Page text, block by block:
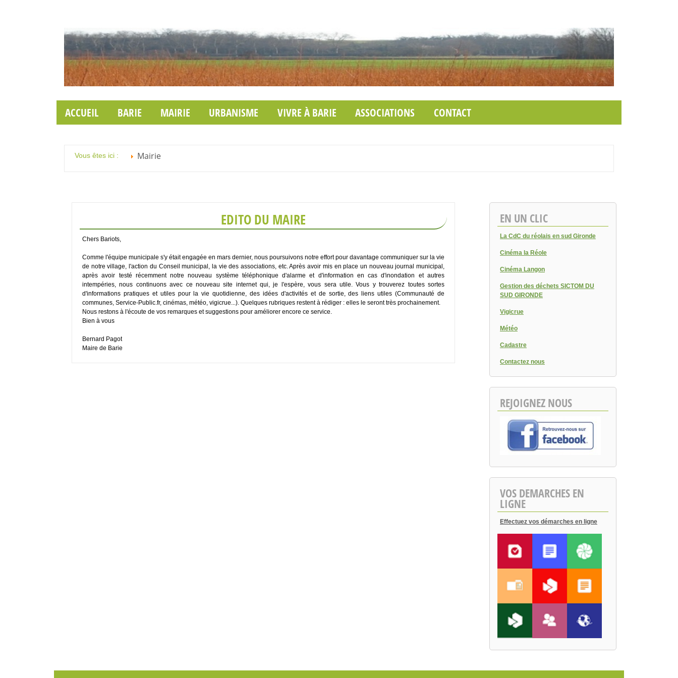
ACCUEIL BARIE MAIRIE URBANISME VIVRE À BARIE ASSOCIATIONS CONTACT
Vous êtes ici : Mairie
EDITO DU MAIRE
Chers Bariots,
Comme l'équipe municipale s'y était engagée en mars dernier, nous poursuivons notre effort pour davantage communiquer sur la vie
de notre village, l'action du Conseil municipal, la vie des associations, etc. Après avoir mis en place un nouveau journal municipal,
après avoir testé récemment notre nouveau système téléphonique d'alarme et d'information en cas d'inondation et autres
intempéries, nous continuons avec ce nouveau site internet qui, je l'espère, vous sera utile. Vous y trouverez toutes sortes
d'informations pratiques et utiles pour la vie quotidienne, des idées d'activités et de sortie, des liens utiles (Communauté de
communes, Service-Public.fr, cinémas, météo, vigicrue...). Quelques rubriques restent à rédiger : elles le seront très prochainement.
Nous restons à l'écoute de vos remarques et suggestions pour améliorer encore ce service.
Bien à vous
Bernard Pagot
Maire de Barie
EN UN CLIC
La CdC du réolais en sud Gironde
Cinéma la Réole
Cinéma Langon
Gestion des déchets SICTOM DU
SUD GIRONDE
Vigicrue
Météo
Cadastre
Contactez nous
REJOIGNEZ NOUS
VOS DEMARCHES EN
LIGNE
Effectuez vos démarches en ligne